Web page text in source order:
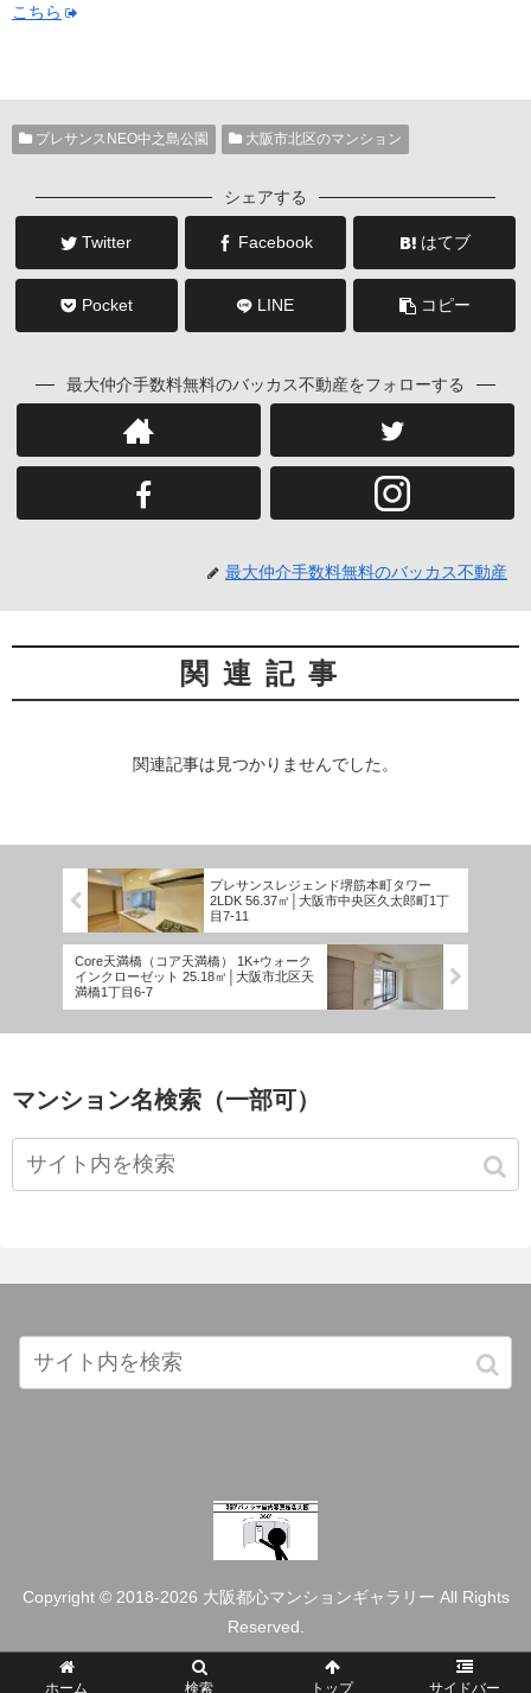
こちら
プレサンスNEO中之島公園 大阪市北区のマンション
シェアする
Twitter Facebook はてブ
Pocket LINE コピー
最大仲介手数料無料のバッカス不動産をフォローする
最大仲介手数料無料のバッカス不動産
関連記事
関連記事は見つかりませんでした。
プレサンスレジェンド堺筋本町タワー
2LDK 56.37㎡│大阪市中央区久太郎町1丁
目7-11
Core天満橋（コア天満橋） 1K+ウォーク
インクローゼット 25.18㎡│大阪市北区天
満橋1丁目6-7
マンション名検索（一部可）
Copyright © 2018-2026 大阪都心マンションギャラリー All Rights
Reserved.
ホーム 検索 トップ サイドバー